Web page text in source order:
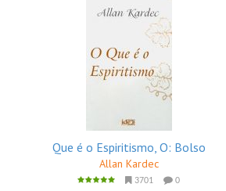
Que é o Espiritismo, O: Bolso
Allan Kardec
3701 0